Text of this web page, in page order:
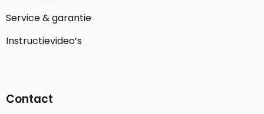
Service & garantie
Instructievideo’s
Contact